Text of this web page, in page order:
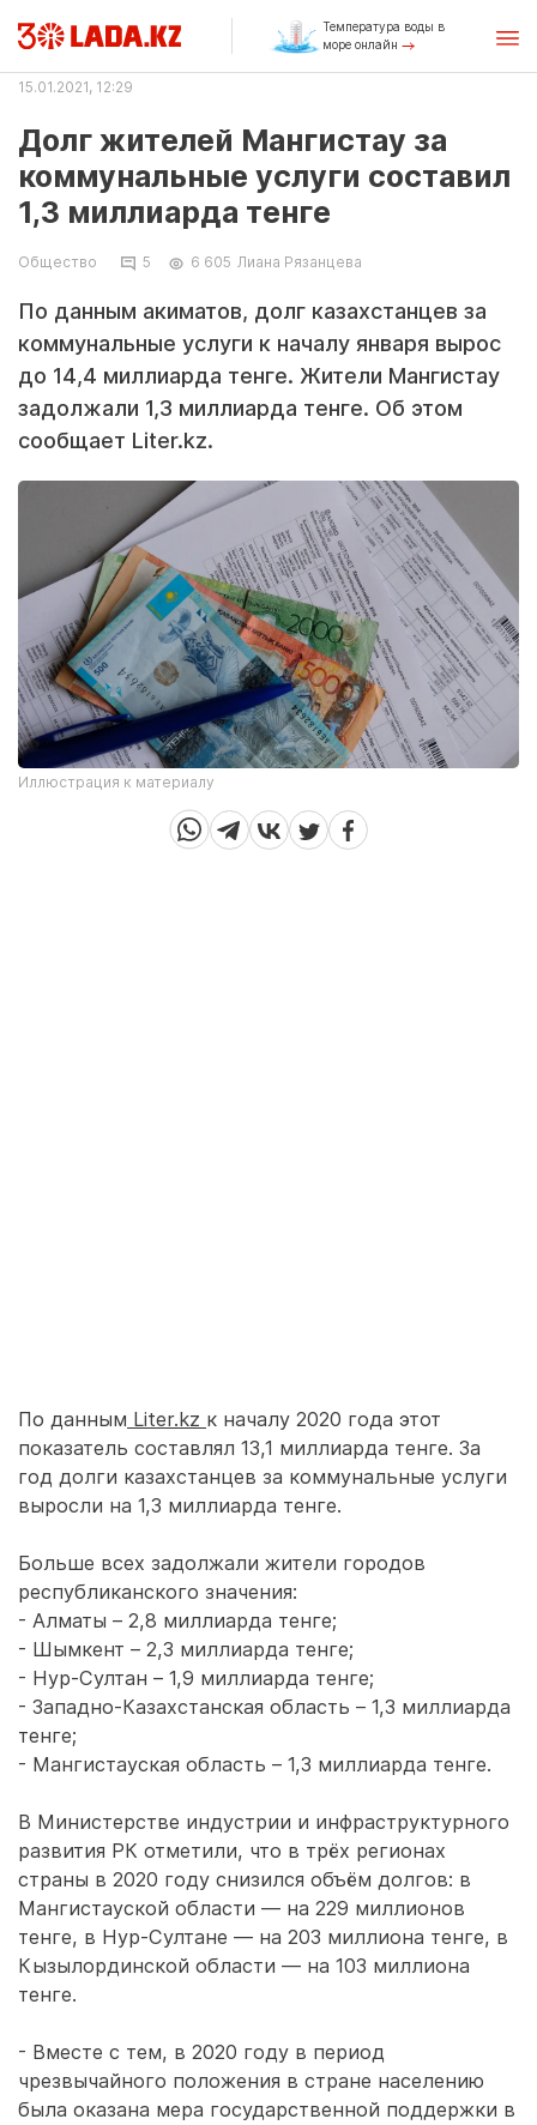
Температура воды в
море онлайн
15.01.2021, 12:29
Долг жителей Мангистау за
коммунальные услуги составил
1,3 миллиарда тенге
Общество 5 6 605 Лиана Рязанцева
По данным акиматов, долг казахстанцев за
коммунальные услуги к началу января вырос
до 14,4 миллиарда тенге. Жители Мангистау
задолжали 1,3 миллиарда тенге. Об этом
сообщает Liter.kz.
Иллюстрация к материалу
По данным Liter.kz к началу 2020 года этот
показатель составлял 13,1 миллиарда тенге. За
год долги казахстанцев за коммунальные услуги
выросли на 1,3 миллиарда тенге.
Больше всех задолжали жители городов
республиканского значения:
- Алматы – 2,8 миллиарда тенге;
- Шымкент – 2,3 миллиарда тенге;
- Нур-Султан – 1,9 миллиарда тенге;
- Западно-Казахстанская область – 1,3 миллиарда
тенге;
- Мангистауская область – 1,3 миллиарда тенге.
В Министерстве индустрии и инфраструктурного
развития РК отметили, что в трёх регионах
страны в 2020 году снизился объём долгов: в
Мангистауской области — на 229 миллионов
тенге, в Нур-Султане — на 203 миллиона тенге, в
Кызылординской области — на 103 миллиона
тенге.
- Вместе с тем, в 2020 году в период
чрезвычайного положения в стране населению
была оказана мера государственной поддержки в